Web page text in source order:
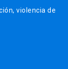
violencia de